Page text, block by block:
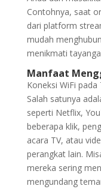
Contohnya, saat
dari platform
mudah
menikmati
Manfaat
Koneksi WiFi
Salah satunya
seperti Netflix,
beberapa klik,
acara TV, atau
perangkat lain.
mereka sering
mengundang